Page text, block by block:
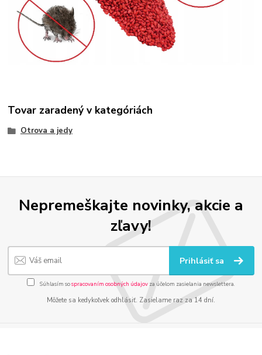
Tovar zaradený v kategóriách
Otrova a jedy
Nepremeškajte novinky, akcie a
zľavy!
Prihlásiť sa
Súhlasím sospracovaním osobných údajov za účelom zasielania newslettera.
Môžete sa kedykoľvek odhlásiť. Zasielame raz za 14 dní.